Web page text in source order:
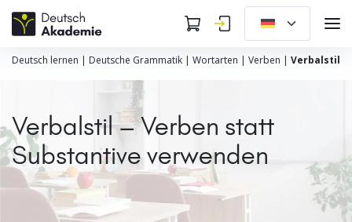
Deutsch lernen | Deutsche Grammatik | Wortarten | Verben | Verbalstil
Verbalstil – Verben statt
Substantive verwenden